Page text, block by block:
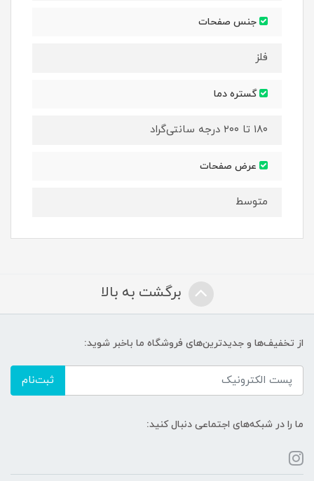
جنس صفحات
فلز
گستره‌ دما
۱۸۰ تا ۲۰۰ درجه سانتی‌گراد
عرض صفحات
متوسط
برگشت به بالا
از تخفیف‌ها و جدیدترین‌های فروشگاه ما باخبر شوید:
ثبت‌نام
ما را در شبکه‌های اجتماعی دنبال کنید: